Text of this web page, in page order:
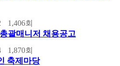
1,406회
괄매니저 채용공고
1,870회
축제마당